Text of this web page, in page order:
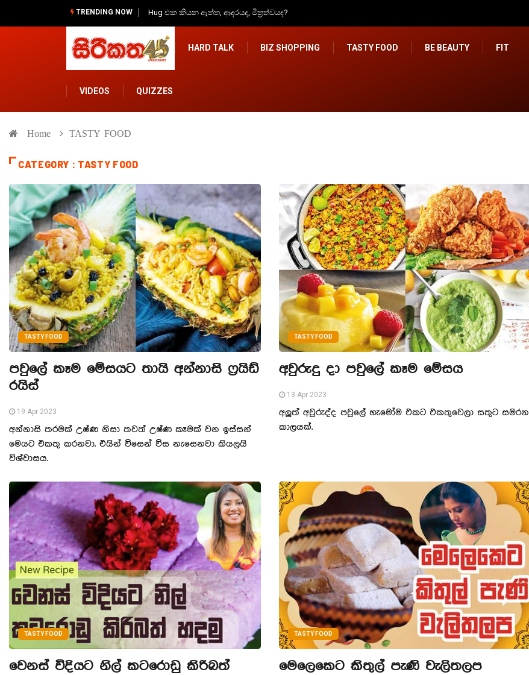
TRENDING NOW දින හතරක මහ වැස්සක්, අවදානම් ගැන අවධානයෙන් ඉන්න
HARD TALK BIZ SHOPPING TASTY FOOD BE BEAUTY FIT
VIDEOS QUIZZES
Home TASTY FOOD
CATEGORY : TASTY FOOD
TASTY FOOD
පවුලේ කෑම මේසයට තායි අන්නාසි ෆ්‍රයිඩ්
රයිස්
19 Apr 2023
අන්නාසි තරමක් උෂ්ණ නිසා තවත් උෂ්ණ කෑමක් වන ඉස්සන්
මෙයට එකතු කරනවා. එයින් විසෙන් විස නැසෙනවා කියලයි
විශ්වාසය.
TASTY FOOD
අවුරුදු දා පවුලේ කෑම මේසය
13 Apr 2023
අලුත් අවුරුද්ද පවුලේ හැමෝම එකට එකතුවෙලා සතුට සමරන
කාලයක්.
TASTY FOOD
වෙනස් විදියට නිල් කටරොඩු කිරිබත්
TASTY FOOD
මෙලෙකෙට කිතුල් පැණි වැලිතලප